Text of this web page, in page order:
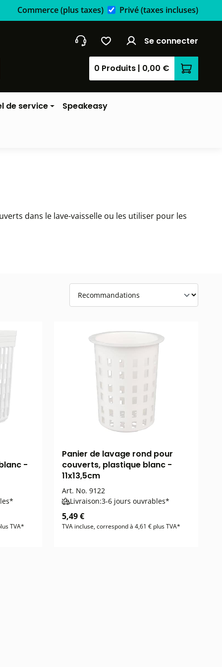
Commerce(plus taxes) Privé(taxes incluses)
Se connecter
0 Produits | 0,00 € Le
de service Speakeasy
dans le lave-vaisselle ou les utiliser pour les
-
TVA*
Panier de lavage rond pour
couverts, plastique blanc -
11x13,5cm
Art. No. 9122
Livraison:3-6 jours ouvrables*
5,49 €
TVA incluse, correspond à 4,61 € plus TVA*